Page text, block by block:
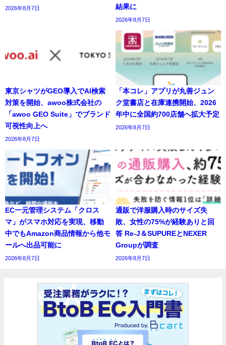
2026年8月7日
結果に
2026年8月7日
東京シャツがGEO導入でAI検索
対策を開始、awoo株式会社の
「awoo GEO Suite」でブランド
可視性向上へ
2026年8月7日
「本コレ」アプリが丸善ジュン
ク堂書店と在庫連携開始、2026
年中に全国約700店舗へ拡大予定
2026年8月7日
EC一元管理システム「クロス
マ」がスマホ対応を実現、移動
中でもAmazon商品情報から他モ
ールへ出品可能に
2026年8月7日
通販で洋服購入時のサイズ失
敗、女性の75%が経験ありと回
答 Re-J＆SUPUREとNEXER
Groupが調査
2026年8月7日